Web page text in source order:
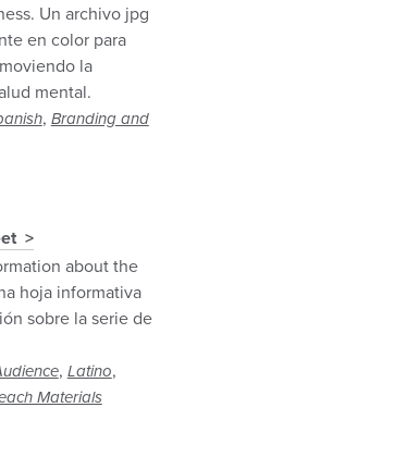
Un archivo jpg
en color para
la
mental.
, Branding and
about the
hoja informativa
sobre la serie de
, Latino,
Materials